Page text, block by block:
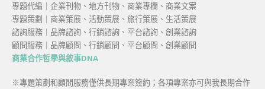
專題代編｜企業刊物、地方刊物、商業專欄、商業文案
專題策劃｜商業策展、活動策展、旅行策展、生活策展
諮詢服務｜品牌諮詢、行銷諮詢、平台諮詢、創業諮詢
顧問服務｜品牌顧問、行銷顧問、平台顧問、創業顧問
商業合作哲學與敘事DNA
※專題策劃和顧問服務僅供長期專案簽約；各項專案亦可與我長期合作